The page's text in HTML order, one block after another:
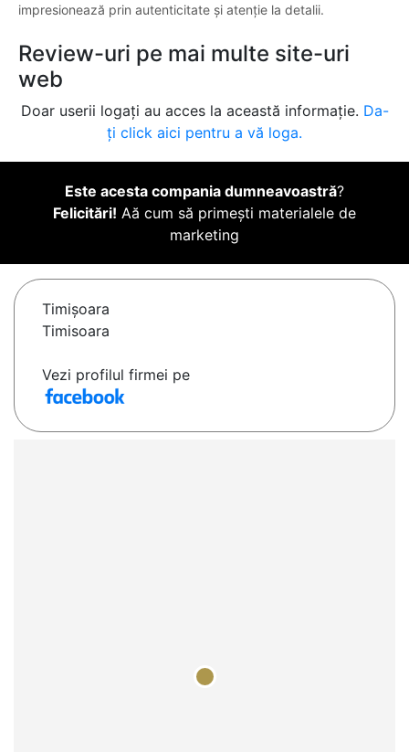
impresionează prin autenticitate și atenție la detalii.
Review-uri pe mai multe site-uri
web
Doar userii logați au acces la această informație. Da-
ți click aici pentru a vă loga.
Este acesta compania dumneavoastră?
Felicitări! Aă cum să primești materialele de
marketing
Timişoara
Timisoara
Vezi profilul firmei pe